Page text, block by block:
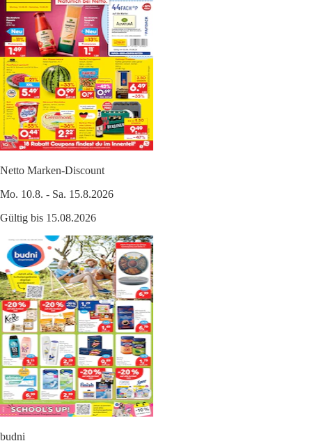
Netto Marken-Discount
Mo. 10.8. - Sa. 15.8.2026
Gültig bis 15.08.2026
budni